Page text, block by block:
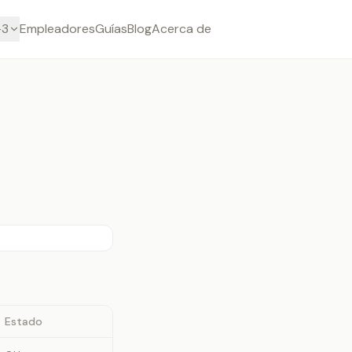
EmpleadoresGuíasBlogAcerca de
Estado